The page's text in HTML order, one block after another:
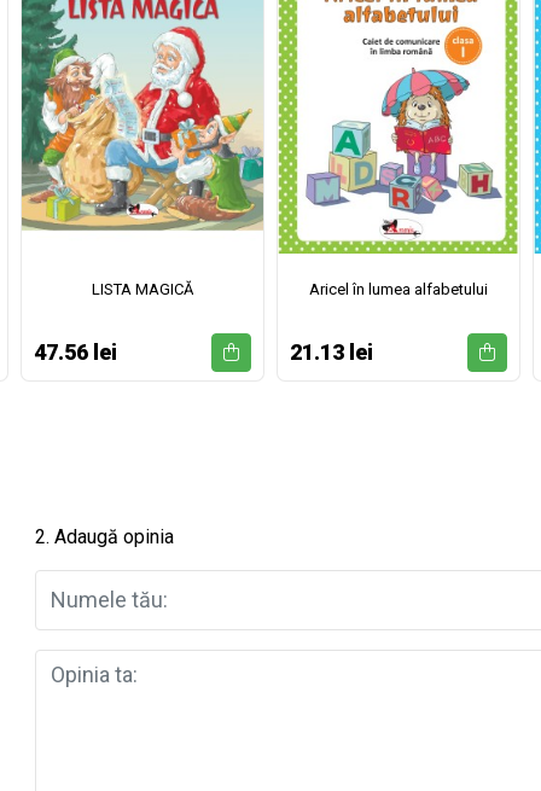
LISTA MAGICĂ
47.56 lei
Aricel în lumea alfabetului
21.13 lei
2. Adaugă opinia